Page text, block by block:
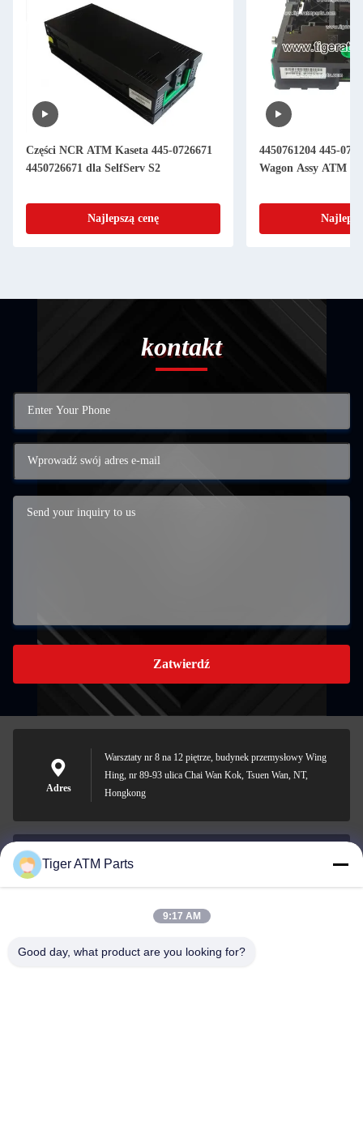
Części NCR ATM Kaseta 445-0726671
4450726671 dla SelfServ S2
Najlepszą cenę
4450761204 445-
Wagon Assy ATM
kontakt
Zatwierdź
Adres
Warsztaty nr 8 na 12 piętrze, budynek przemysłowy Wing
Hing, nr 89-93 ulica Chai Wan Kok, Tsuen Wan, NT,
Hongkong
Wiadomość
Tiger ATM Parts
9:17 AM
Good day, what product are you looking for?